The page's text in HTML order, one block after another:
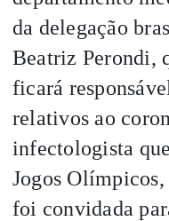
da delegação
Beatriz Perondi,
ficará
relativos ao
infectologista
Jogos
foi convidada